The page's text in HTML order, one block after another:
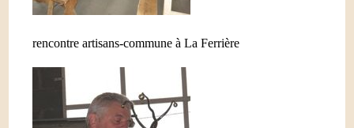
rencontre artisans-commune à La Ferrière